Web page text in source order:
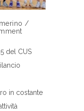
/
del CUS
in costante